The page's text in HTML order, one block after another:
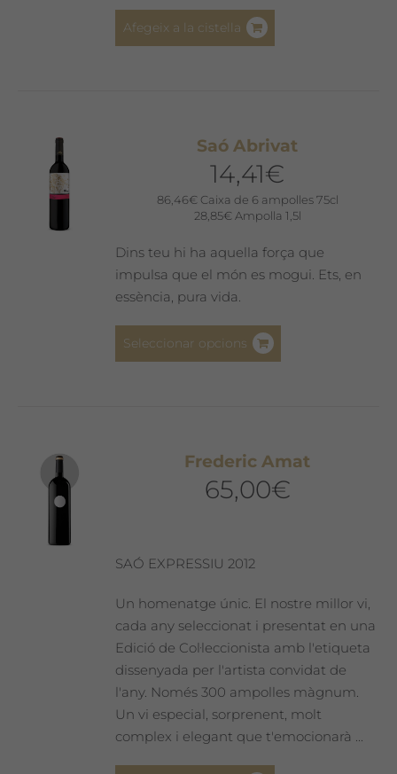
Afegeix a la cistella
Saó Abrivat
14,41€
86,46€ Caixa de 6 ampolles 75cl
28,85€ Ampolla 1,5l
Dins teu hi ha aquella força que
impulsa que el món es mogui. Ets, en
essència, pura vida.
Seleccionar opcions
opcions
pàgina
del
producte
Frederic Amat
65,00€
SAÓ EXPRESSIU 2012
Un homenatge únic. El nostre millor vi,
cada any seleccionat i presentat en una
Edició de Col·leccionista amb l'etiqueta
dissenyada per l'artista convidat de
l'any. Només 300 ampolles màgnum.
Un vi especial, sorprenent, molt
complex i elegant que t'emocionarà ...